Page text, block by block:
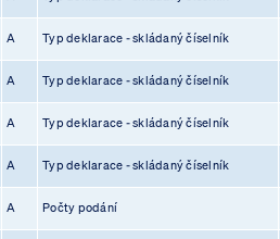
A Typ deklarace - skládaný číselník
A Typ deklarace - skládaný číselník
A Typ deklarace - skládaný číselník
A Typ deklarace - skládaný číselník
A Počty podání